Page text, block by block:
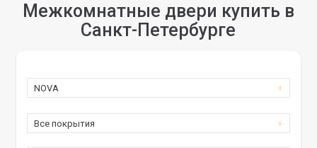
Межкомнатные двери купить в
Санкт-Петербурге
NOVA
Все покрытия